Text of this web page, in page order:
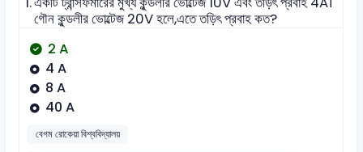
গৌন কুন্ডলীর ভোল্টেজ 20V হলে,এতে তড়িৎ প্রবাহ কত?
2 A
4 A
8 A
40 A
বেগম রোকেয়া বিশ্ববিদ্যালয়